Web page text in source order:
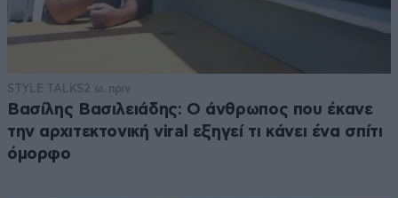
STYLE TALKS2 ω. πριν
Βασίλης Βασιλειάδης: Ο άνθρωπος που έκανε
την αρχιτεκτονική viral εξηγεί τι κάνει ένα σπίτι
όμορφο